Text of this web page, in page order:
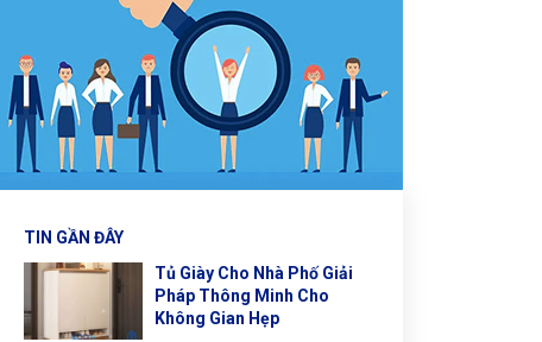
TIN GẦN ĐÂY
Tủ Giày Cho Nhà Phố Giải
Pháp Thông Minh Cho
Không Gian Hẹp